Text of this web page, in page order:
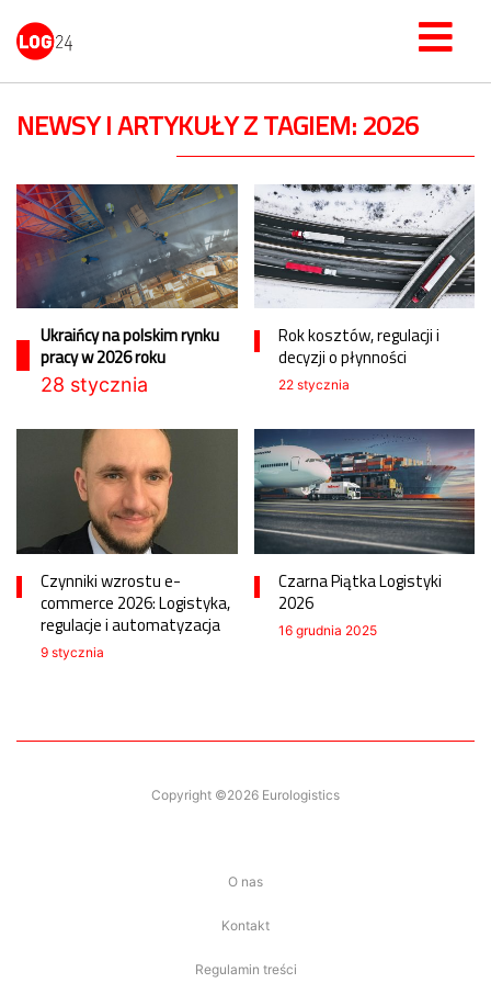
NEWSY I ARTYKUŁY Z TAGIEM: 2026
Ukraińcy na polskim rynku
pracy w 2026 roku
28 stycznia
Rok kosztów, regulacji i
decyzji o płynności
22 stycznia
Czynniki wzrostu e-
commerce 2026: Logistyka,
regulacje i automatyzacja
9 stycznia
Czarna Piątka Logistyki
2026
16 grudnia 2025
Copyright ©2026 Eurologistics
O nas
Kontakt
Regulamin treści